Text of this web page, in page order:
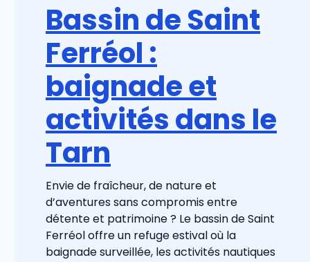
Bassin de Saint
Ferréol :
baignade et
activités dans le
Tarn
Envie de fraîcheur, de nature et
d’aventures sans compromis entre
détente et patrimoine ? Le bassin de Saint
Ferréol offre un refuge estival où la
baignade surveillée, les activités nautiques